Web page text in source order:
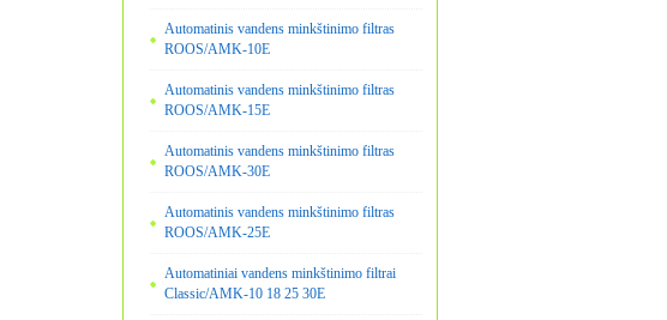
Automatinis vandens minkštinimo filtras
ROOS/AMK-10E
Automatinis vandens minkštinimo filtras
ROOS/AMK-15E
Automatinis vandens minkštinimo filtras
ROOS/AMK-30E
Automatinis vandens minkštinimo filtras
ROOS/AMK-25E
Automatiniai vandens minkštinimo filtrai
Classic/AMK-10 18 25 30E